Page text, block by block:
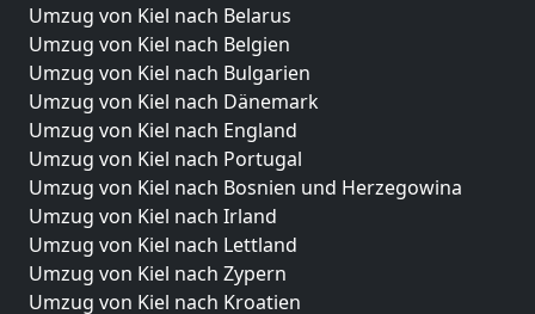
Umzug von Kiel nach Belarus
Umzug von Kiel nach Belgien
Umzug von Kiel nach Bulgarien
Umzug von Kiel nach Dänemark
Umzug von Kiel nach England
Umzug von Kiel nach Portugal
Umzug von Kiel nach Bosnien und Herzegowina
Umzug von Kiel nach Irland
Umzug von Kiel nach Lettland
Umzug von Kiel nach Zypern
Umzug von Kiel nach Kroatien